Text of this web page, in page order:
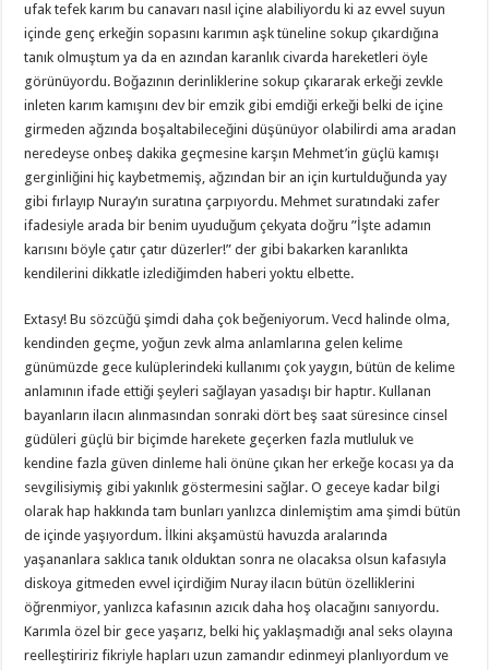
ufak tefek karım bu canavarı nasıl içine alabiliyordu ki az evvel suyun
içinde genç erkeğin sopasını karımın aşk tüneline sokup çıkardığına
tanık olmuştum ya da en azından karanlık civarda hareketleri öyle
görünüyordu. Boğazının derinliklerine sokup çıkararak erkeği zevkle
inleten karım kamışını dev bir emzik gibi emdiği erkeği belki de içine
girmeden ağzında boşaltabileceğini düşünüyor olabilirdi ama aradan
neredeyse onbeş dakika geçmesine karşın Mehmet’in güçlü kamışı
gerginliğini hiç kaybetmemiş, ağzından bir an için kurtulduğunda yay
gibi fırlayıp Nuray’ın suratına çarpıyordu. Mehmet suratındaki zafer
ifadesiyle arada bir benim uyuduğum çekyata doğru ”İşte adamın
karısını böyle çatır çatır düzerler!” der gibi bakarken karanlıkta
kendilerini dikkatle izlediğimden haberi yoktu elbette.
Extasy! Bu sözcüğü şimdi daha çok beğeniyorum. Vecd halinde olma,
kendinden geçme, yoğun zevk alma anlamlarına gelen kelime
günümüzde gece kulüplerindeki kullanımı çok yaygın, bütün de kelime
anlamının ifade ettiği şeyleri sağlayan yasadışı bir haptır. Kullanan
bayanların ilacın alınmasından sonraki dört beş saat süresince cinsel
güdüleri güçlü bir biçimde harekete geçerken fazla mutluluk ve
kendine fazla güven dinleme hali önüne çıkan her erkeğe kocası ya da
sevgilisiymiş gibi yakınlık göstermesini sağlar. O geceye kadar bilgi
olarak hap hakkında tam bunları yanlızca dinlemiştim ama şimdi bütün
de içinde yaşıyordum. İlkini akşamüstü havuzda aralarında
yaşananlara saklıca tanık olduktan sonra ne olacaksa olsun kafasıyla
diskoya gitmeden evvel içirdiğim Nuray ilacın bütün özelliklerini
öğrenmiyor, yanlızca kafasının azıcık daha hoş olacağını sanıyordu.
Karımla özel bir gece yaşarız, belki hiç yaklaşmadığı anal seks olayına
reelleştiririz fikriyle hapları uzun zamandır edinmeyi planlıyordum ve